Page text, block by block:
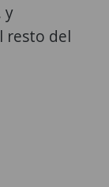
y
resto del